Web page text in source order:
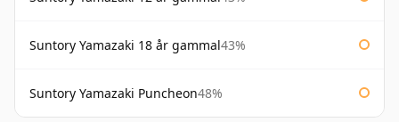
Suntory Yamazaki 18 år gammal43%
Suntory Yamazaki Puncheon48%